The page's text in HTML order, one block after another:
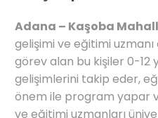
Adana – Kaşoba
gelişimi ve eğitimi
görev alan bu kişiler 0-12
gelişimlerini takip eder,
önem ile program yapar
ve eğitimi uzmanları